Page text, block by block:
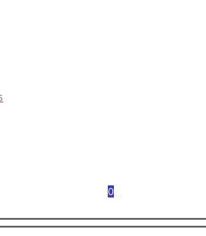
0